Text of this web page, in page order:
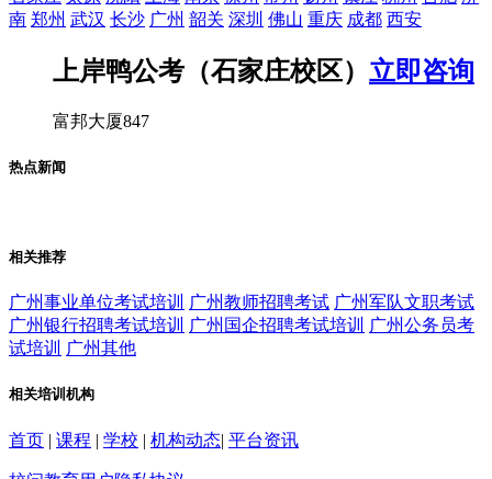
南 郑州 武汉 长沙 广州 韶关 深圳 佛山 重庆 成都 西安
上岸鸭公考（石家庄校区） 立即咨询
富邦大厦847
热点新闻
相关推荐
广州事业单位考试培训 广州教师招聘考试 广州军队文职考试
广州银行招聘考试培训
广州国企招聘考试培训
广州公务员考
试培训
广州其他
相关培训机构
首页 | 课程 | 学校 | 机构动态| 平台资讯